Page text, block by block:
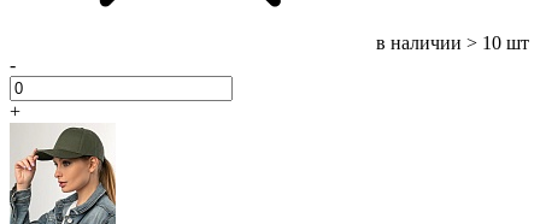
в наличии > 10 шт
-
+